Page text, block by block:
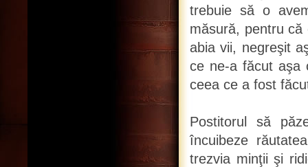
trebuie să o
măsură, pentru
abia vii, negreşit
ce ne-a făcut aşa
ceea ce a fost
Postitorul să
încuibeze
trezvia minţii şi